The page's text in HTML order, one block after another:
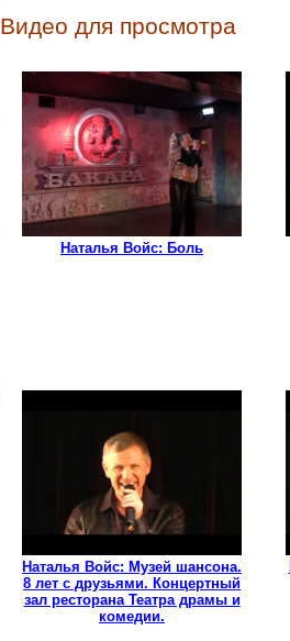
Видео для просмотра
Наталья Войс: Боль
Наталья Войс: Музей шансона.
8 лет с друзьями. Концертный
зал ресторана Театра драмы и
комедии.